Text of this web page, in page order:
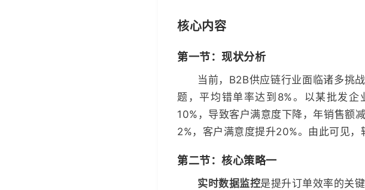
核心内容
第一节：现状分析
当前，B2B供应链行业面临诸多挑
题，平均错单率达到8%。以某批发
10%，导致客户满意度下降，年销售额
2%，客户满意度提升20%。由此可见，
第二节：核心策略一
实时数据监控是提升订单效率的关